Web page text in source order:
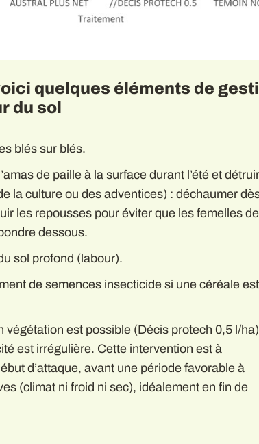
quelques éléments de
du sol
blés sur blés.
de paille à la surface durant l’été et
la culture ou des adventices) : déchaumer
les repousses pour éviter que les femelles de
dessous.
sol profond (labour).
de semences insecticide si une céréale est
végétation est possible (Décis protech 0,5 l/
est irrégulière. Cette intervention est à
d’attaque, avant une période favorable à
(climat ni froid ni sec), idéalement en fin de